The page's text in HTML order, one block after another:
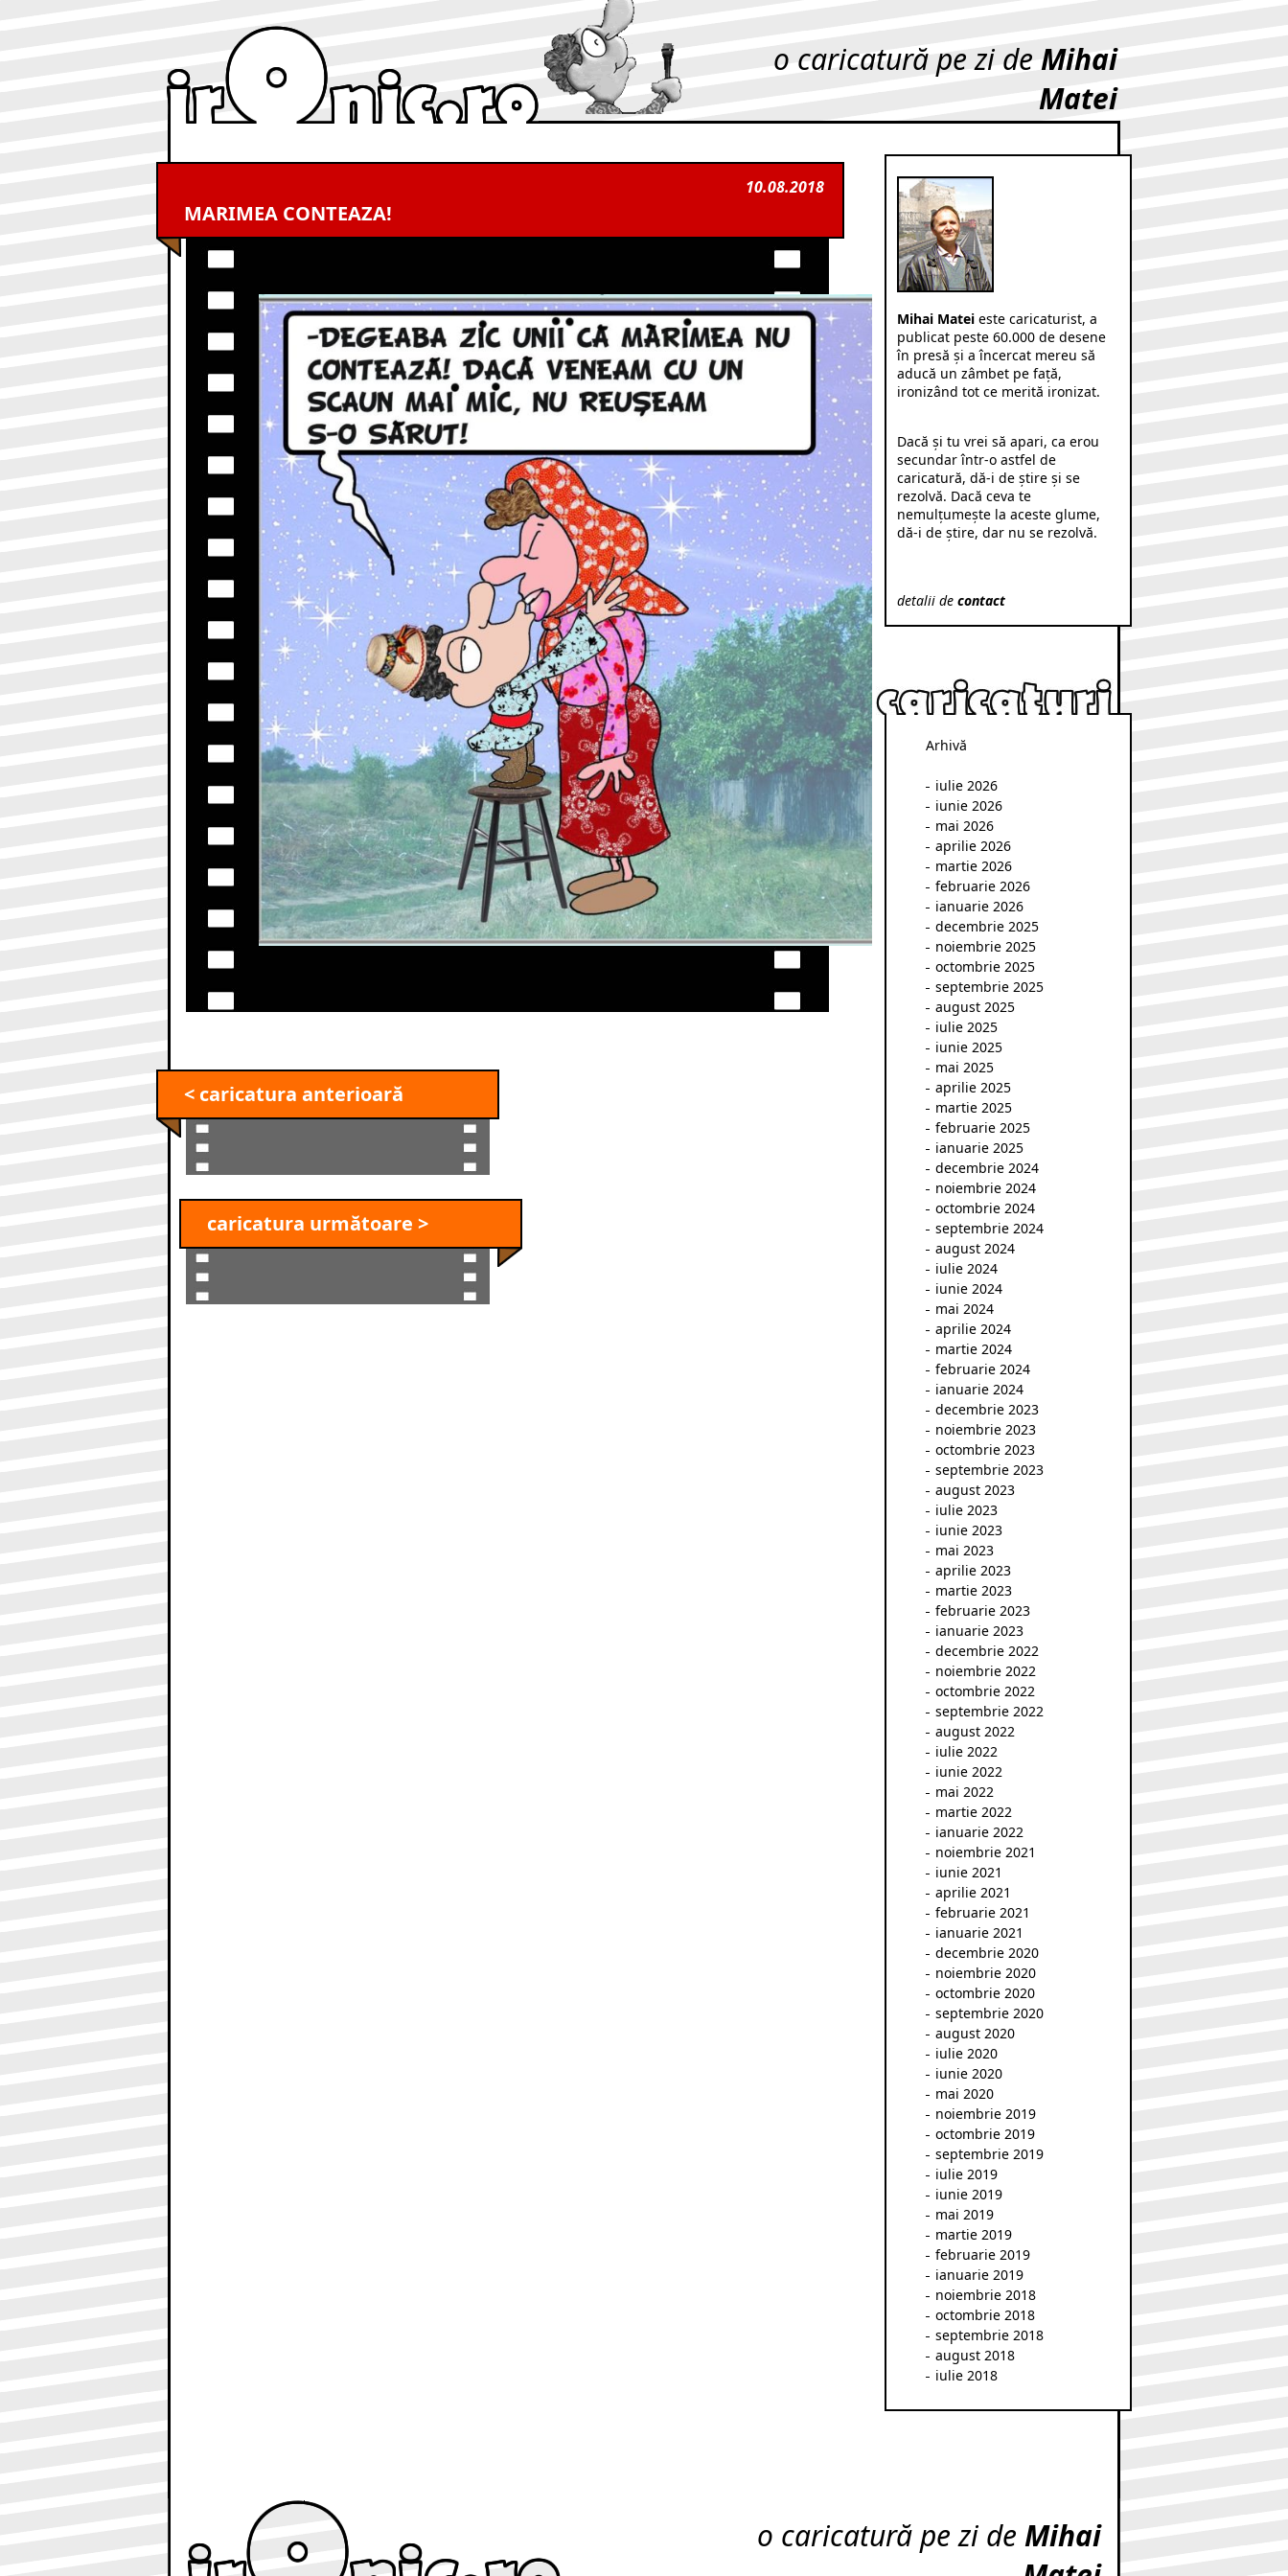
o caricatură pe zi deMihai
Matei
10.08.2018
MARIMEA CONTEAZA!
< caricatura anterioară
caricatura următoare >
Mihai Matei este caricaturist, a
publicat peste 60.000 de desene
în presă şi a încercat mereu să
aducă un zâmbet pe faţă,
ironizând tot ce merită ironizat.
Dacă şi tu vrei să apari, ca erou
secundar într-o astfel de
caricatură, dă-i de ştire şi se
rezolvă. Dacă ceva te
nemulţumeşte la aceste glume,
dă-i de ştire, dar nu se rezolvă.
detalii de contact
Arhivă
iulie 2026
iunie 2026
mai 2026
aprilie 2026
martie 2026
februarie 2026
ianuarie 2026
decembrie 2025
noiembrie 2025
octombrie 2025
septembrie 2025
august 2025
iulie 2025
iunie 2025
mai 2025
aprilie 2025
martie 2025
februarie 2025
ianuarie 2025
decembrie 2024
noiembrie 2024
octombrie 2024
septembrie 2024
august 2024
iulie 2024
iunie 2024
mai 2024
aprilie 2024
martie 2024
februarie 2024
ianuarie 2024
decembrie 2023
noiembrie 2023
octombrie 2023
septembrie 2023
august 2023
iulie 2023
iunie 2023
mai 2023
aprilie 2023
martie 2023
februarie 2023
ianuarie 2023
decembrie 2022
noiembrie 2022
octombrie 2022
septembrie 2022
august 2022
iulie 2022
iunie 2022
mai 2022
martie 2022
ianuarie 2022
noiembrie 2021
iunie 2021
aprilie 2021
februarie 2021
ianuarie 2021
decembrie 2020
noiembrie 2020
octombrie 2020
septembrie 2020
august 2020
iulie 2020
iunie 2020
mai 2020
noiembrie 2019
octombrie 2019
septembrie 2019
iulie 2019
iunie 2019
mai 2019
martie 2019
februarie 2019
ianuarie 2019
noiembrie 2018
octombrie 2018
septembrie 2018
august 2018
iulie 2018
o caricatură pe zi de Mihai